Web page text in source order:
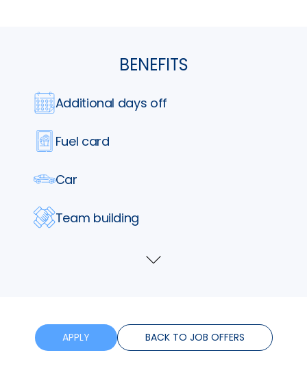
BENEFITS
Additional days off
Fuel card
Car
Team building
Phone
Show
APPLY BACK TO JOB OFFERS